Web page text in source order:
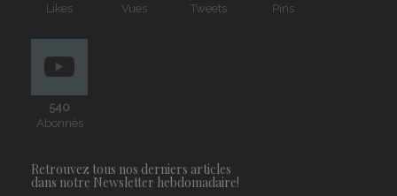
Likes
Vues
Tweets
Pins
540
Abonnés
Retrouvez tous nos derniers articles
dans notre Newsletter hebdomadaire!